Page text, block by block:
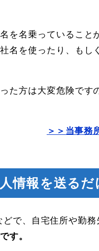
を名乗っていること
名を使ったり、もし
た方は大変危険です
＞＞当事務
情報を送る
で、自宅住所や勤務
す。